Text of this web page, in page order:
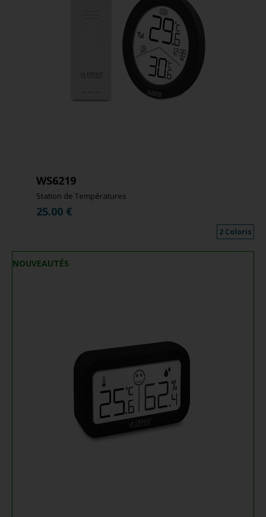
WS6219
Station de Températures
25.00 €
2 Coloris
NOUVEAUTÉS